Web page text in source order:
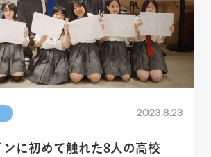
2023.8.23
に初めて触れた8人の高校